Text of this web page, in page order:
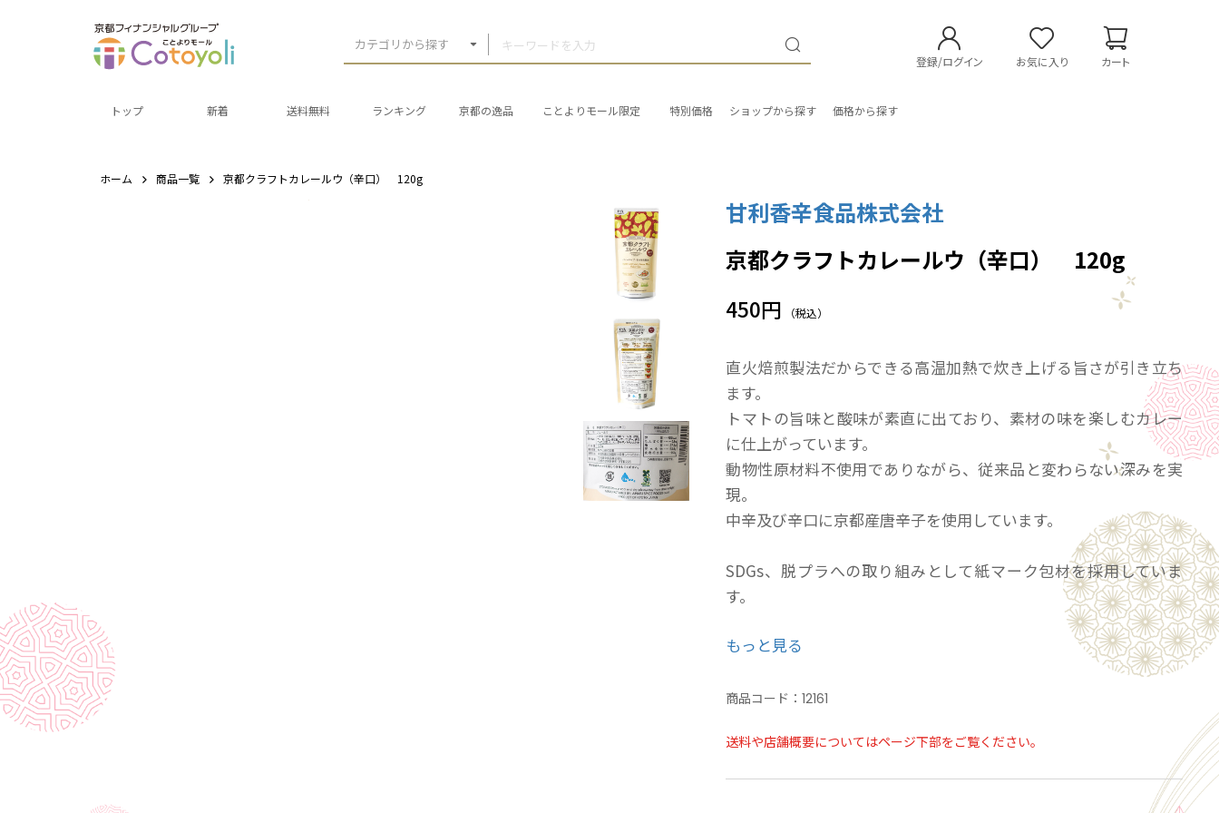
カテゴリから探す
登録/ログイン お気に入り カート
トップ 新着 送料無料 ランキング 京都の逸品 ことよりモール限定 特別価格 ショップから探す 価格から探す
ホーム 商品一覧 京都クラフトカレールウ（辛口） 120g
甘利香辛食品株式会社
京都クラフトカレールウ（辛口） 120g
450円 （税込）
直火焙煎製法だからできる高温加熱で炊き上げる旨さが引き立ち
ます。
トマトの旨味と酸味が素直に出ており、素材の味を楽しむカレー
に仕上がっています。
動物性原材料不使用でありながら、従来品と変わらない深みを実
現。
中辛及び辛口に京都産唐辛子を使用しています。
SDGs、脱プラへの取り組みとして紙マーク包材を採用していま
す。
保存温度帯：多湿を避け冷暗所に保管してください。
もっと見る
商品コード：12161
送料や店舗概要についてはページ下部をご覧ください。